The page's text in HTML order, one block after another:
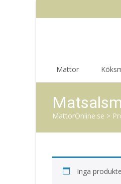
Mattor
MattorOnline.se >
Inga